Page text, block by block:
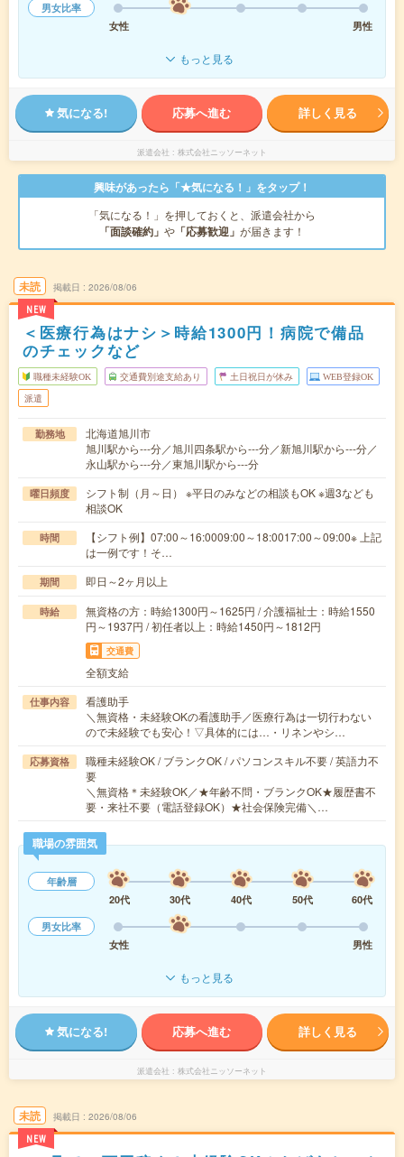
男女比率
女性
男性
もっと見る
気になる! 応募へ進む 詳しく見る
派遣会社 株式会社ニッソーネット
興味があったら「★気になる！」をタップ！
「気になる！」を押しておくと、派遣会社から
「面談確約」 や 「応募歓迎」 が届きます！
未読
NEW
掲載日 2026/08/06
＜医療行為はナシ＞時給1300円！病院で備品
のチェックなど
職種未経験OK 交通費別途支給あり 土日祝日が休み WEB登録OK
派遣
勤務地
北海道旭川市
旭川駅から---分／旭川四条駅から---分／新旭川駅から---分／
永山駅から---分／東旭川駅から---分
曜日頻度
シフト制（月～日） ※平日のみなどの相談もOK ※週3なども
相談OK
時間
【シフト例】07:00～16:0009:00～18:0017:00～09:00※ 上記
は一例です！そ…
期間 即日～2ヶ月以上
時給
無資格の方：時給1300円～1625円 / 介護福祉士：時給1550
円～1937円 / 初任者以上：時給1450円～1812円
交通費
全額支給
仕事内容
看護助手
＼無資格・未経験OKの看護助手／医療行為は一切行わない
ので未経験でも安心！▽具体的には…・リネンやシ…
応募資格
職種未経験OK / ブランクOK / パソコンスキル不要 / 英語力不
要
＼無資格＊未経験OK／★年齢不問・ブランクOK★履歴書不
要・来社不要（電話登録OK）★社会保険完備＼…
職場の雰囲気
年齢層
20代
30代 40代 50代
60代
男女比率
女性
男性
もっと見る
気になる! 応募へ進む 詳しく見る
派遣会社 株式会社ニッソーネット
未読
NEW
掲載日 2026/08/06